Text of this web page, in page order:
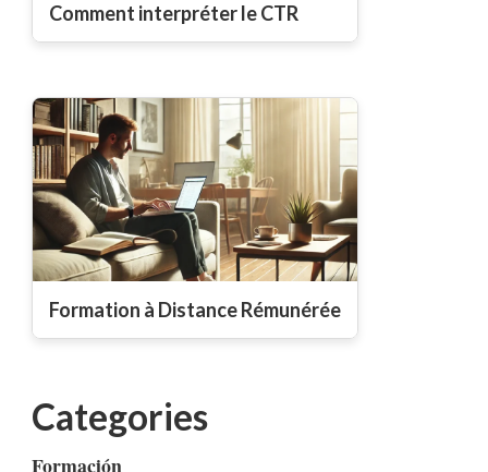
Comment interpréter le CTR
Formation à Distance Rémunérée
Categories
Formación